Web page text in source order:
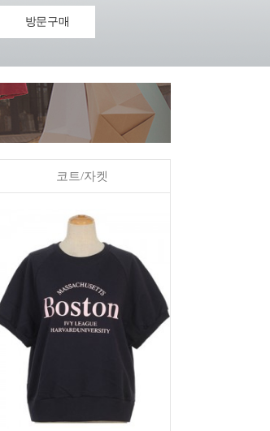
방문구매
코트/자켓